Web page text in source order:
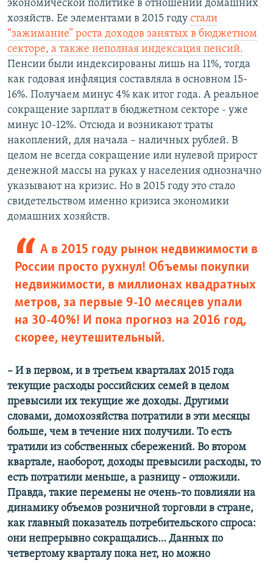
экономической политике в отношении домашних
хозяйств. Ее элементами в 2015 году стали
“зажимание” роста доходов занятых в бюджетном
секторе, а также неполная индексация пенсий.
Пенсии были индексированы лишь на 11%, тогда
как годовая инфляция составляла в основном 15-
16%. Получаем минус 4% как итог года. А реальное
сокращение зарплат в бюджетном секторе - уже
минус 10-12%. Отсюда и возникают траты
накоплений, для начала – наличных рублей. В
целом не всегда сокращение или нулевой прирост
денежной массы на руках у населения однозначно
указывают на кризис. Но в 2015 году это стало
свидетельством именно кризиса экономики
домашних хозяйств.
А в 2015 году рынок недвижимости в
России просто рухнул! Объемы покупки
недвижимости, в миллионах квадратных
метров, за первые 9-10 месяцев упали
на 30-40%! И пока прогноз на 2016 год,
скорее, неутешительный.
– И в первом, и в третьем кварталах 2015 года
текущие расходы российских семей в целом
превысили их текущие же доходы. Другими
словами, домохозяйства потратили в эти месяцы
больше, чем в течение них получили. То есть
тратили из собственных сбережений. Во втором
квартале, наоборот, доходы превысили расходы, то
есть потратили меньше, а разницу - отложили.
Правда, такие перемены не очень-то повлияли на
динамику объемов розничной торговли в стране,
как главный показатель потребительского спроса:
они непрерывно сокращались… Данных по
четвертому кварталу пока нет, но можно